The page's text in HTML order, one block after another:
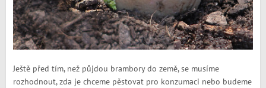
Ještě před tím, než půjdou brambory do země, se musíme
rozhodnout, zda je chceme pěstovat pro konzumaci nebo budeme